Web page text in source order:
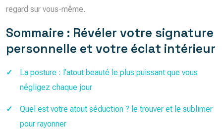
regard sur vous-même.
Sommaire : Révéler votre signature
personnelle et votre éclat intérieur
La posture : l’atout beauté le plus puissant que vous
négligez chaque jour
Quel est votre atout séduction ? le trouver et le sublimer
pour rayonner